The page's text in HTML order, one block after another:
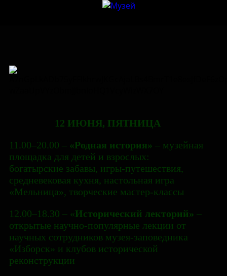
12 ИЮНЯ, ПЯТНИЦА
11.00–20.00 – «Родная история» – музейная
площадка для детей и взрослых:
богатырские забавы, игры-путешествия,
средневековая кухня, настольная игра
«Мельница», творческие мастер-классы
12.00–18.30 – «Исторический лекторий» –
открытые научно-популярные лекции от
научных сотрудников музея-заповедника
«Изборск» и клубов исторической
реконструкции